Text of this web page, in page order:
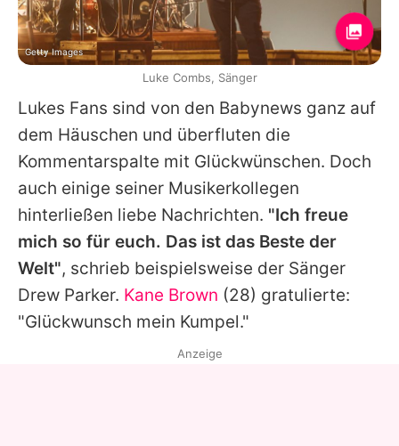
Lukes Fans sind von den Babynews ganz auf
dem Häuschen und überfluten die
Kommentarspalte mit Glückwünschen. Doch
auch einige seiner Musikerkollegen
hinterließen liebe Nachrichten. "Ich freue
mich so für euch. Das ist das Beste der
Welt", schrieb beispielsweise der Sänger
Drew Parker. Kane Brown (28) gratulierte:
"Glückwunsch mein Kumpel."
Getty Images
Luke Combs, Sänger
Anzeige